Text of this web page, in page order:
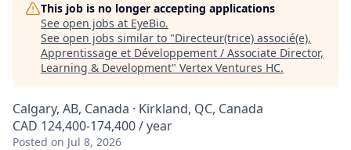
This job is no longer accepting applications
See open jobs at EyeBio.
See open jobs similar to "Directeur(trice) associé(e),
Apprentissage et Développement / Associate Director,
Learning & Development" Vertex Ventures HC.
Calgary, AB, Canada · Kirkland, QC, Canada
CAD 124,400-174,400 / year
Posted on Jul 8, 2026